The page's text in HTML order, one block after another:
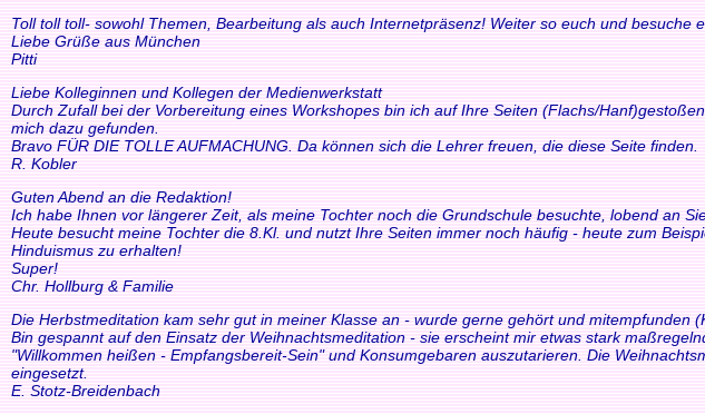
Toll toll toll- sowohl Themen, Bearbeitung als auch Internetpräsenz! Weiter so euch und besuche
Liebe Grüße aus München
Pitti
Liebe Kolleginnen und Kollegen der Medienwerkstatt
Durch Zufall bei der Vorbereitung eines Workshopes bin ich auf Ihre Seiten (Flachs/
mich dazu gefunden.
Bravo FÜR DIE TOLLE AUFMACHUNG. Da können sich die Lehrer freuen, die diese Seite finden.
R. Kobler
Guten Abend an die Redaktion!
Ich habe Ihnen vor längerer Zeit, als meine Tochter noch die Grundschule besuchte, lobend an
Heute besucht meine Tochter die 8.Kl. und nutzt Ihre Seiten immer noch häufig - heute zum
Hinduismus zu erhalten!
Super!
Chr. Hollburg & Familie
Die Herbstmeditation kam sehr gut in meiner Klasse an - wurde gerne gehört und mitempfunden
Bin gespannt auf den Einsatz der Weihnachtsmeditation - sie erscheint mir etwas stark
"Willkommen heißen - Empfangsbereit-Sein" und Konsumgebaren auszutarieren. Die
eingesetzt.
E. Stotz-Breidenbach